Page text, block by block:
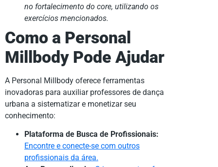
no fortalecimento do core, utilizando os
exercícios mencionados.
Como a Personal
Millbody Pode Ajudar
A Personal Millbody oferece ferramentas
inovadoras para auxiliar professores de dança
urbana a sistematizar e monetizar seu
conhecimento:
Plataforma de Busca de Profissionais:
Encontre e conecte-se com outros
profissionais da área.